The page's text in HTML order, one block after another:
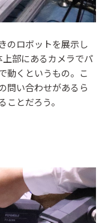
のロボットを展示し
部にあるカメラでパ
動くというもの。こ
問い合わせがあるら
とだろう。